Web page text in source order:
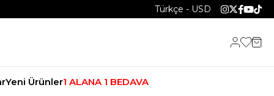
Türkçe - USD
Yeni Ürünler1 ALANA 1 BEDAVA